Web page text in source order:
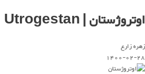
اوتروژستان | Utrogestan
زهره زارع
1400-02-28